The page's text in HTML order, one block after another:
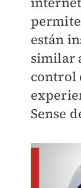
están
similar
control
Sense